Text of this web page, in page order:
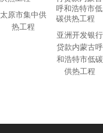
太原市集中供
热工程
亚洲开发银行
贷款内蒙古呼
和浩特市低碳
供热工程